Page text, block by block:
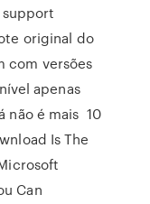
support
original do
com versões
apenas
não é mais 10
Is The
Can